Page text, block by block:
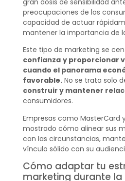
preocupaciones de los
capacidad de actuar
mantener la importancia de
Este tipo de marketing se
confianza y proporcionar
cuando el panorama
favorable.No se trata solo
construir y mantener
consumidores.
Empresas como MasterCard
mostrado cómo alinear sus
con las circunstancias,
vínculo sólido con su
Cómo adaptar tu
marketing durante la